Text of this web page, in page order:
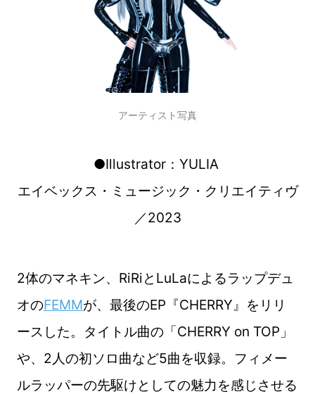
アーティスト写真
●Illustrator：YULIA
エイベックス・ミュージック・クリエイティヴ
／2023
2体のマネキン、RiRiとLuLaによるラップデュ
オのFEMMが、最後のEP『CHERRY』をリリ
ースした。タイトル曲の「CHERRY on TOP」
や、2人の初ソロ曲など5曲を収録。フィメー
ルラッパーの先駆けとしての魅力を感じさせる